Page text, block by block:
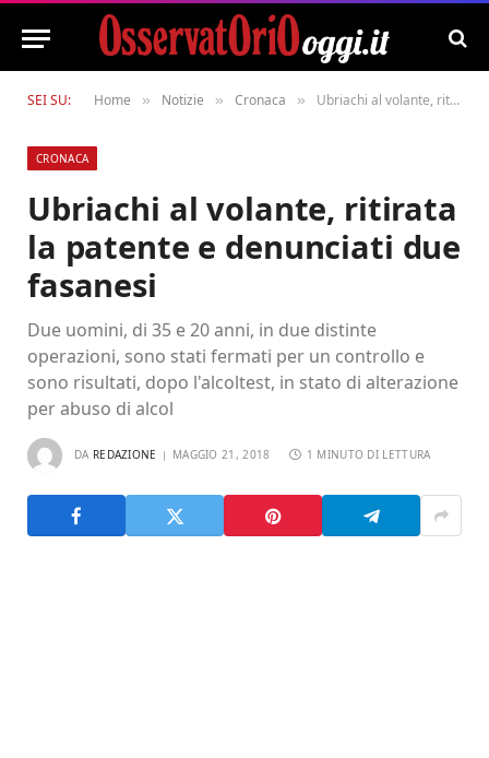
SEI SU: Home » Notizie » Cronaca » Ubriachi al volante, ritirata la patente e denunciati due fasanesi
CRONACA
Ubriachi al volante, ritirata
la patente e denunciati due
fasanesi
Due uomini, di 35 e 20 anni, in due distinte
operazioni, sono stati fermati per un controllo e
sono risultati, dopo l'alcoltest, in stato di alterazione
per abuso di alcol
DA REDAZIONE MAGGIO 21, 2018 1 MINUTO DI LETTURA